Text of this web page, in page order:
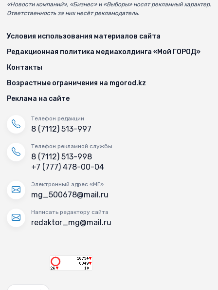
«Новости компаний», «Бизнес» и «Выборы» носят рекламный характер.
Ответственность за них несёт рекламодатель.
Условия использования материалов сайта
Редакционная политика медиахолдинга «Мой ГОРОД»
Контакты
Возрастные ограничения на mgorod.kz
Реклама на сайте
Телефон редакции
8 (7112) 513-997
Телефон рекламной службы
8 (7112) 513-998
+7 (777) 478-00-04
Электронный адрес «МГ»
mg_500678@mail.ru
Написать редактору сайта
redaktor_mg@mail.ru